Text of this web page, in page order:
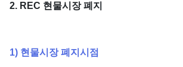
2. REC 현물시장 폐지
1) 현물시장 폐지시점